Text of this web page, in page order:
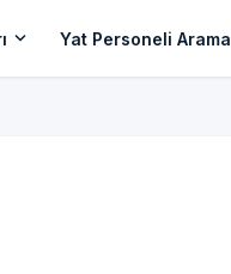
expand_more Yat Personeli Arama